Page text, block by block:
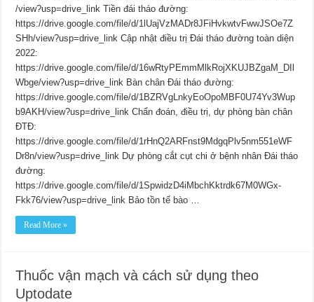
/view?usp=drive_link Tiền đái tháo đường:
https://drive.google.com/file/d/1lUajVzMADr8JFiHvkwtvFwwJSOe7Z
SHh/view?usp=drive_link Cập nhật điều trị Đái tháo đường toàn diện
2022:
https://drive.google.com/file/d/16wRtyPEmmMlkRojXKUJBZgaM_DIl
Wbge/view?usp=drive_link Bàn chân Đái tháo đường:
https://drive.google.com/file/d/1BZRVgLnkyEoOpoMBF0U74Yv3Wup
b9AKH/view?usp=drive_link Chẩn đoán, điều trị, dự phòng bàn chân
ĐTĐ:
https://drive.google.com/file/d/1rHnQ2ARFnst9MdgqPlv5nm551eWF
Dr8n/view?usp=drive_link Dự phòng cắt cụt chi ở bệnh nhân Đái tháo
đường:
https://drive.google.com/file/d/1SpwidzD4iMbchKktrdk67M0WGx-
Fkk76/view?usp=drive_link Bảo tồn tế bào …
Read More »
Thuốc vận mạch và cách sử dụng theo
Uptodate